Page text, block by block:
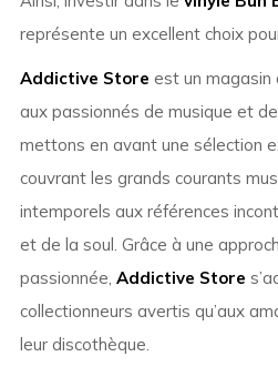
représente un excellent choix
Addictive Store est un magasin
aux passionnés de musique et
mettons en avant une sélection
couvrant les grands courants
intemporels aux références
et de la soul. Grâce à une
passionnée, Addictive Store
collectionneurs avertis qu’aux
leur discothèque.